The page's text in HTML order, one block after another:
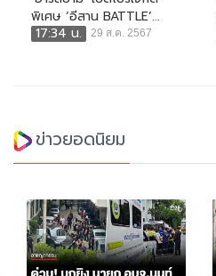
พิเศษ ‘อีสาน BATTLE’...
17:34 น.
29 ส.ค. 2567
ข่าวยอดนิยม